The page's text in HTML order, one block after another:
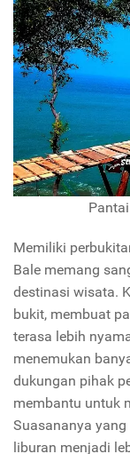
Memiliki
Bale memang
destinasi wisata.
bukit, membuat
terasa lebih
menemukan
dukungan pihak
membantu untuk
Suasananya
liburan menjadi